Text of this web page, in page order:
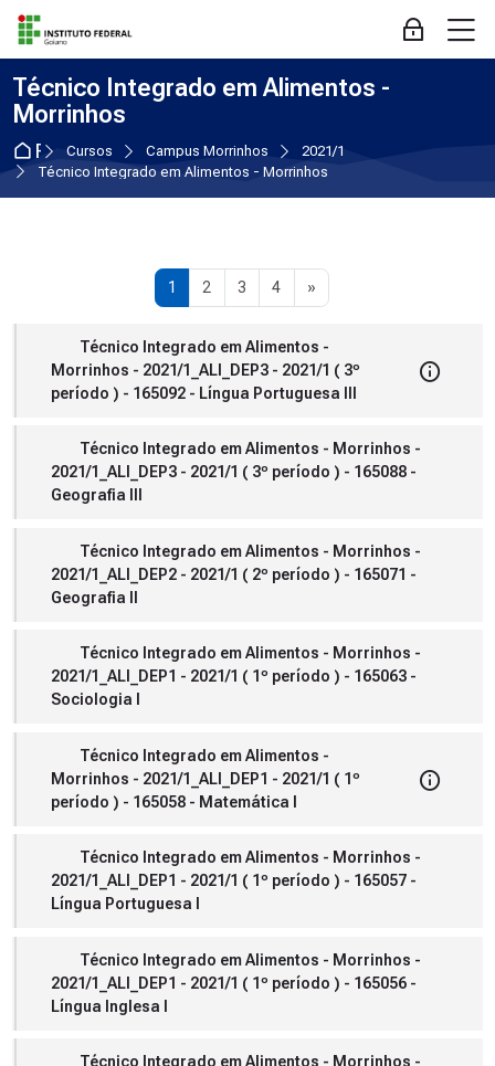
Skip to navigation
Skip to login form
Ir para o conteúdo principal
Skip to accessibility options
Skip to footer
Skip accessibility options
Acessar
Técnico Integrado em Alimentos -
Morrinhos
Página inicial
Cursos Campus Morrinhos
2021/1
Técnico Integrado em Alimentos - Morrinhos
1 Página 1
2 Página 2
3Página 3
4Página 4
»Próxima página
Técnico Integrado em Alimentos -
Morrinhos - 2021/1_ALI_DEP3 - 2021/1 ( 3º
período ) - 165092 - Língua Portuguesa III
Técnico Integrado em Alimentos - Morrinhos -
2021/1_ALI_DEP3 - 2021/1 ( 3º período ) - 165088 -
Geografia III
Técnico Integrado em Alimentos - Morrinhos -
2021/1_ALI_DEP2 - 2021/1 ( 2º período ) - 165071 -
Geografia II
Técnico Integrado em Alimentos - Morrinhos -
2021/1_ALI_DEP1 - 2021/1 ( 1º período ) - 165063 -
Sociologia I
Técnico Integrado em Alimentos -
Morrinhos - 2021/1_ALI_DEP1 - 2021/1 ( 1º
período ) - 165058 - Matemática I
Técnico Integrado em Alimentos - Morrinhos -
2021/1_ALI_DEP1 - 2021/1 ( 1º período ) - 165057 -
Língua Portuguesa I
Técnico Integrado em Alimentos - Morrinhos -
2021/1_ALI_DEP1 - 2021/1 ( 1º período ) - 165056 -
Língua Inglesa I
Técnico Integrado em Alimentos - Morrinhos -